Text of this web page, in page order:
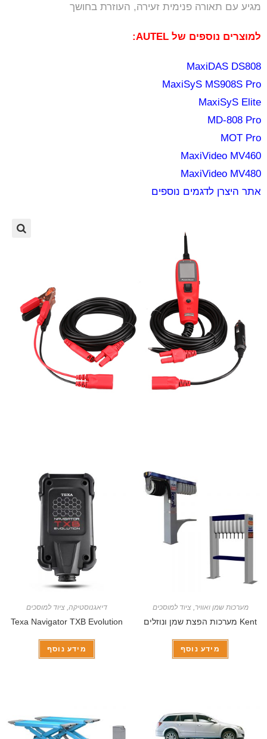
מגיע עם תאורה פנימית זעירה, העוזרת בחושך
למוצרים נוספים של AUTEL:
MaxiDAS DS808
MaxiSyS MS908S Pro
MaxiSyS Elite
MD-808 Pro
MOT Pro
MaxiVideo MV460
MaxiVideo MV480
אתר היצרן לדגמים נוספים
מערכות שמן ואוויר,ציוד למוסכים
Kent מערכות הפצת שמן ונוזלים
מידע נוסף
דיאגנוסטיקה, ציוד למוסכים
Texa Navigator TXB Evolution
מידע נוסף